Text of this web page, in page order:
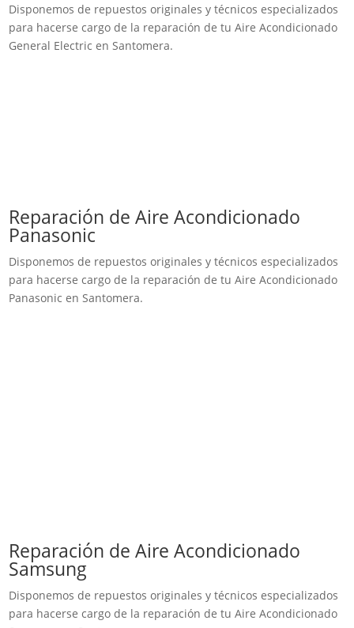
Disponemos de repuestos originales y técnicos especializados
para hacerse cargo de la reparación de tu Aire Acondicionado
General Electric en Santomera.
Reparación de Aire Acondicionado
Panasonic
Disponemos de repuestos originales y técnicos especializados
para hacerse cargo de la reparación de tu Aire Acondicionado
Panasonic en Santomera.
Reparación de Aire Acondicionado
Samsung
Disponemos de repuestos originales y técnicos especializados
para hacerse cargo de la reparación de tu Aire Acondicionado